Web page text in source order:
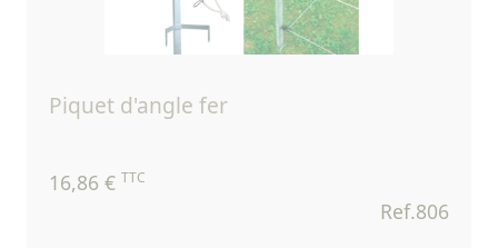
piquet d'angle fer
16,86 € TTC
Ref.806